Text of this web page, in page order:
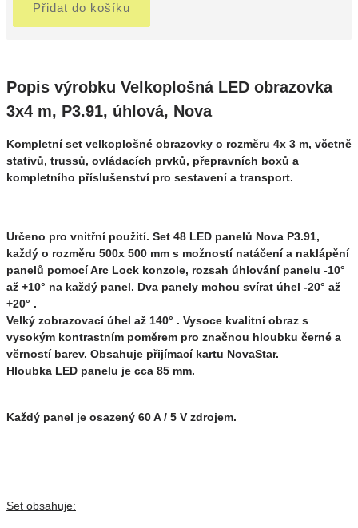
Přidat do košíku
Popis výrobku Velkoplošná LED obrazovka
3x4 m, P3.91, úhlová, Nova
Kompletní set velkoplošné obrazovky o rozměru 4x 3 m, včetně
stativů, trussů, ovládacích prvků, přepravních boxů a
kompletního příslušenství pro sestavení a transport.
Určeno pro vnitřní použití. Set 48 LED panelů Nova P3.91,
každý o rozměru 500x 500 mm s možností natáčení a naklápění
panelů pomocí Arc Lock konzole, rozsah úhlování panelu -10°
až +10° na každý panel. Dva panely mohou svírat úhel -20° až
+20° .
Velký zobrazovací úhel až 140° . Vysoce kvalitní obraz s
vysokým kontrastním poměrem pro značnou hloubku černé a
věrností barev. Obsahuje přijímací kartu NovaStar.
Hloubka LED panelu je cca 85 mm.
Každý panel je osazený 60 A / 5 V zdrojem.
Set obsahuje: